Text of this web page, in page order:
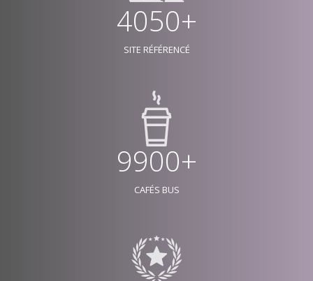
4050+
SITE RÉFÉRENCÉ
9900+
CAFÉS BUS